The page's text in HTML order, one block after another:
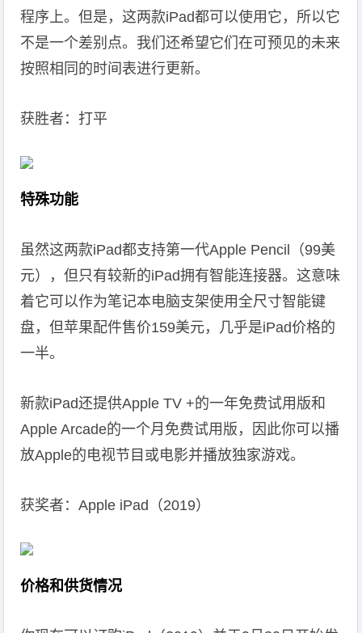
程序上。但是，这两款iPad都可以使用它，所以它
不是一个差别点。我们还希望它们在可预见的未来
按照相同的时间表进行更新。
获胜者：打平
特殊功能
虽然这两款iPad都支持第一代Apple Pencil（99美
元），但只有较新的iPad拥有智能连接器。这意味
着它可以作为笔记本电脑支架使用全尺寸智能键
盘，但苹果配件售价159美元，几乎是iPad价格的
一半。
新款iPad还提供Apple TV +的一年免费试用版和
Apple Arcade的一个月免费试用版，因此你可以播
放Apple的电视节目或电影并播放独家游戏。
获奖者：Apple iPad（2019）
价格和供货情况